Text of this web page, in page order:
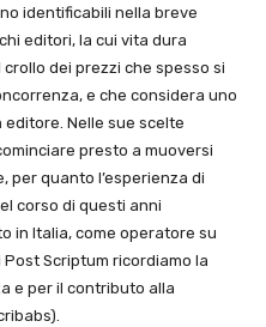
identificabili nella breve
editori, la cui vita dura
dei prezzi che spesso si
e che considera uno
Nelle sue scelte
presto a muoversi
per quanto l’esperienza di
corso di questi anni
in Italia, come operatore su
Scriptum ricordiamo la
e per il contributo alla